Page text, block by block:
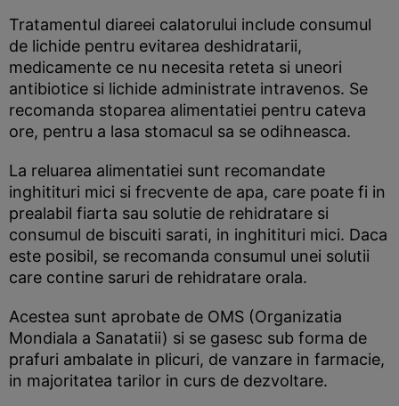
Tratamentul diareei calatorului include consumul
de lichide pentru evitarea deshidratarii,
medicamente ce nu necesita reteta si uneori
antibiotice si lichide administrate intravenos. Se
recomanda stoparea alimentatiei pentru cateva
ore, pentru a lasa stomacul sa se odihneasca.
La reluarea alimentatiei sunt recomandate
inghitituri mici si frecvente de apa, care poate fi in
prealabil fiarta sau solutie de rehidratare si
consumul de biscuiti sarati, in inghitituri mici. Daca
este posibil, se recomanda consumul unei solutii
care contine saruri de rehidratare orala.
Acestea sunt aprobate de OMS (Organizatia
Mondiala a Sanatatii) si se gasesc sub forma de
prafuri ambalate in plicuri, de vanzare in farmacie,
in majoritatea tarilor in curs de dezvoltare.